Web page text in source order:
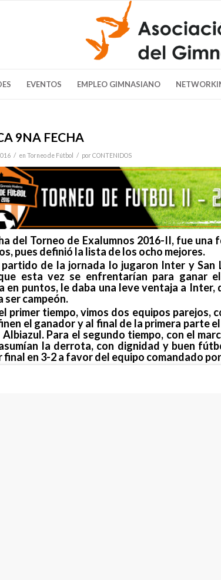
EVENTOS EMPLEO GIMNASIANO
9NA FECHA
/ en Torneo de Fútbol / por CONTENIDOS
del Torneo de Exalumnos 2016-II, fue
pues definió la lista de los ocho mejores.
partido de la jornada lo jugaron Inter y San
esta vez se enfrentarían para ganar
en puntos, le daba una leve ventaja a
ser campeón.
primer tiempo, vimos dos equipos parejos,
el ganador y al final de la primera parte
Para el segundo tiempo, con el
la derrota, con dignidad y buen
final en 3-2 a favor del equipo comandado